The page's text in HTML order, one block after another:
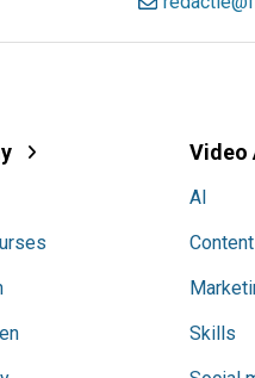
Video
AI
Skills